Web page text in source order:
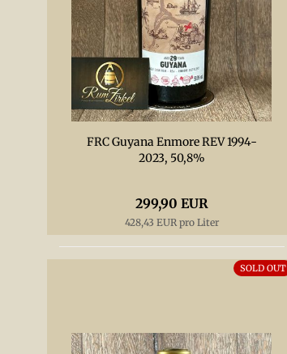
FRC Guyana Enmore REV 1994-
2023, 50,8%
299,90 EUR
428,43 EUR pro Liter
SOLD OUT